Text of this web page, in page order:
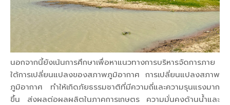
นอกจากนี้ยังเน้นการศึกษาเพื่อหาแนวทางการบริหารจัดการภาย
ใต้การเปลี่ยนแปลงของสภาพภูมิอากาศ การเปลี่ยนแปลงสภาพ
ภูมิอากาศ ทำให้เกิดภัยธรรมชาติที่มีความถี่และความรุนแรงมาก
ขึ้น ส่งผลต่อผลผลิตในภาคการเกษตร ความมั่นคงด้านน้ำและ